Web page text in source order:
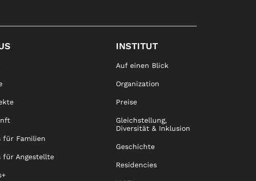
für Familien
für Angestellte
INSTITUT
Auf einen Blick
Organization
Preise
Gleichstellung,
Diversität & Inklusion
Geschichte
Residencies